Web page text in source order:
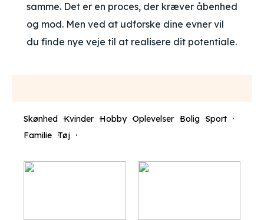
samme. Det er en proces, der kræver åbenhed
og mod. Men ved at udforske dine evner vil
du finde nye veje til at realisere dit potentiale.
Skønhed Kvinder Hobby Oplevelser Bolig Sport
Familie Tøj